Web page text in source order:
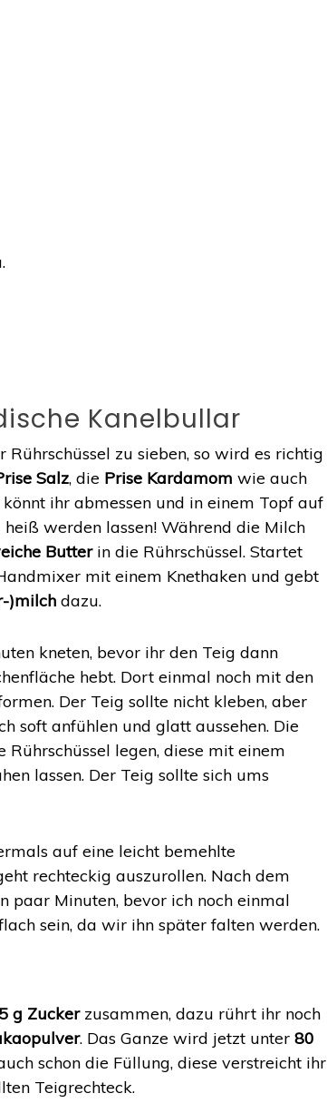
Kanelbullar
Rührschüssel zu sieben, so wird es richtig
Salz, die Prise Kardamom wie auch
ihr abmessen und in einem Topf auf
werden lassen! Während die Milch
Butterin die Rührschüssel. Startet
mit einem Knethaken und gebt
)milch dazu.
kneten, bevor ihr den Teig dann
hebt. Dort einmal noch mit den
Der Teig sollte nicht kleben, aber
soft anfühlen und glatt aussehen. Die
legen, diese mit einem
lassen. Der Teig sollte sich ums
auf eine leicht bemehlte
rechteckig auszurollen. Nach dem
paar Minuten, bevor ich noch einmal
sein, da wir ihn später falten werden.
g Zucker zusammen, dazu rührt ihr noch
. Das Ganze wird jetzt unter80
schon die Füllung, diese verstreicht ihr
Teigrechteck.